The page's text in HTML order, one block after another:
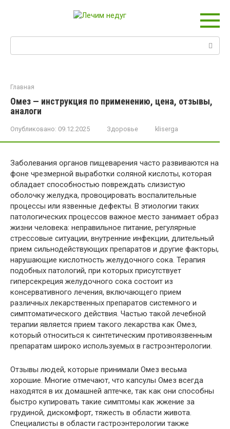
Главная
Омез — инструкция по применению, цена, отзывы,
аналоги
Опубликовано: 09.12.2025 Здоровье kliserga
Заболевания органов пищеварения часто развиваются на
фоне чрезмерной выработки соляной кислоты, которая
обладает способностью повреждать слизистую
оболочку желудка, провоцировать воспалительные
процессы или язвенные дефекты. В этиологии таких
патологических процессов важное место занимает образ
жизни человека: неправильное питание, регулярные
стрессовые ситуации, внутренние инфекции, длительный
прием сильнодействующих препаратов и другие факторы,
нарушающие кислотность желудочного сока. Терапия
подобных патологий, при которых присутствует
гиперсекреция желудочного сока состоит из
консервативного лечения, включающего прием
различных лекарственных препаратов системного и
симптоматического действия. Частью такой лечебной
терапии является прием такого лекарства как Омез,
который относиться к синтетическим противоязвенным
препаратам широко используемых в гастроэнтерологии.
Отзывы людей, которые принимали Омез весьма
хорошие. Многие отмечают, что капсулы Омез всегда
находятся в их домашней аптечке, так как они способны
быстро купировать такие симптомы как жжение за
грудиной, дискомфорт, тяжесть в области живота.
Специалисты в области гастроэнтерологии также